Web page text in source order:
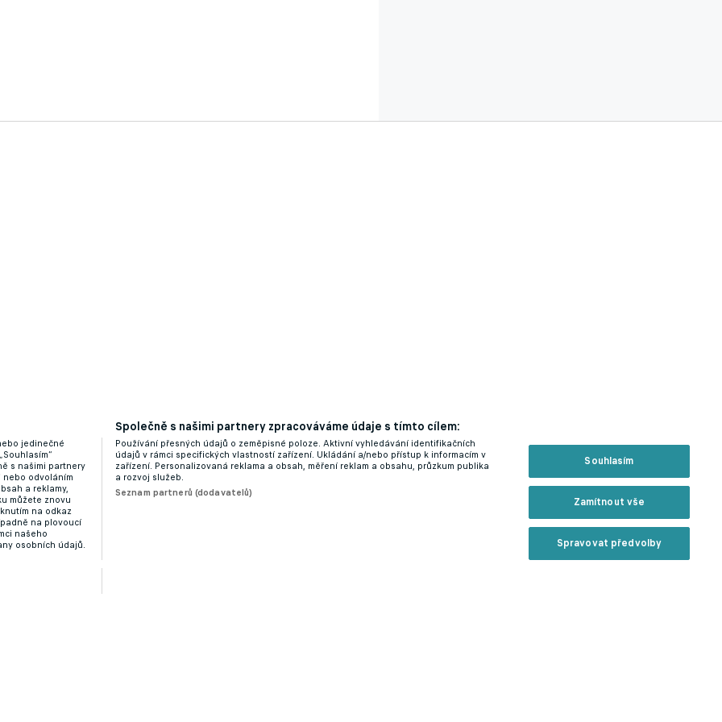
vyhrál na hřišti Barcelony. Atlético je v čele
jedinečné
s našimi partnery
nebo odvoláním
a reklamy,
můžete znovu
na odkaz
na plovoucí
našeho
osobních údajů.
Společně s našimi partnery zpracováváme údaje s tímto cílem:
Používání přesných údajů o zeměpisné poloze. Aktivní vyhledávání identifikačních
údajů v rámci specifických vlastností zařízení. Ukládání a/nebo přístup k informacím v
zařízení. Personalizovaná reklama a obsah, měření reklam a obsahu, průzkum publika
a rozvoj služeb.
Seznam partnerů (dodavatelů)
Souhlasím
Zamítnout vše
Spravovat předvolby